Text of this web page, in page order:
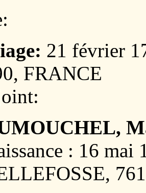
21 février
FRANCE
: 16